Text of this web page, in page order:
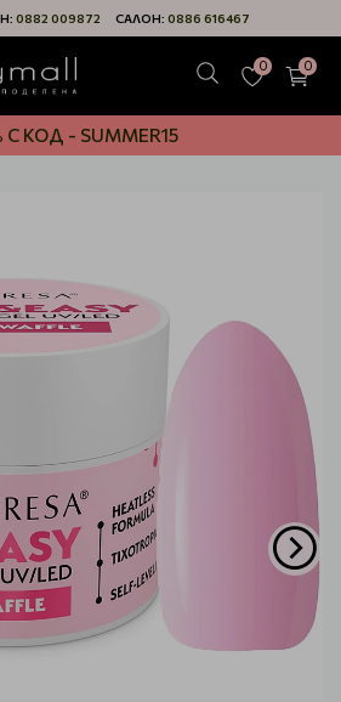
0882 009872 САЛОН: 0886 616467
0 0
С КОД - SUMMER15